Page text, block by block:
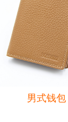
男式钱包